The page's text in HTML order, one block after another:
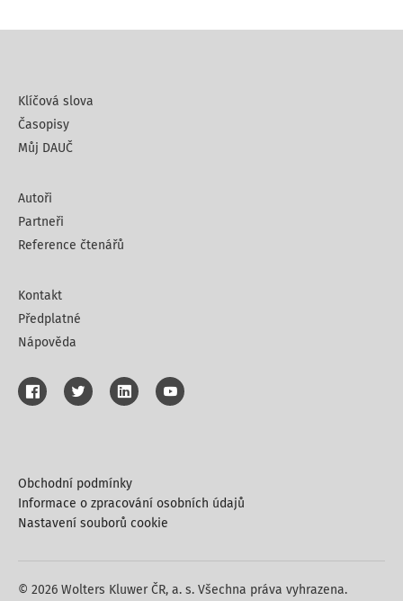
Klíčová slova
Časopisy
Můj DAUČ
Autoři
Partneři
Reference čtenářů
Kontakt
Předplatné
Nápověda
© 2026 Wolters Kluwer ČR, a. s. Všechna práva vyhrazena.
Obchodní podmínky
Informace o zpracování osobních údajů
Nastavení souborů cookie